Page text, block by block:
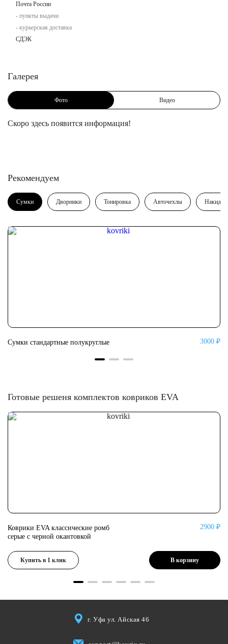
Почта России
- пункты выдачи
- курьерская доставка
СДЭК
Галерея
Фото Видео
Скоро здесь появится информация!
Рекомендуем
Сумки Дворники Тонировка Авточехлы Накидки
Сумки стандартные полукруглые 3000 ₽
Готовые решеня комплектов ковриков EVA
Коврики EVA классические ромб
серые с черной окантовкой
2900 ₽
Купить в 1 клик В корзину
г. Уфа ул. Айская 46